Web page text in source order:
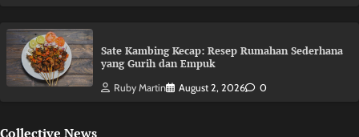
Sate Kambing Kecap: Resep Rumahan Sederhana
yang Gurih dan Empuk
Ruby Martin August 2, 2026 0
Collective News